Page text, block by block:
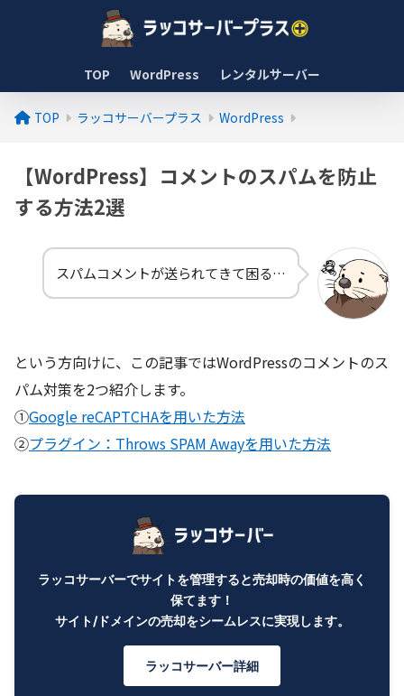
TOP WordPress レンタルサーバー
TOP ラッコサーバープラス WordPress
【WordPress】コメントのスパムを防止
する方法2選
スパムコメントが送られてきて困る…
という方向けに、この記事ではWordPressのコメントのス
パム対策を2つ紹介します。
①Google reCAPTCHAを用いた方法
②プラグイン：Throws SPAM Awayを用いた方法
ラッコサーバーでサイトを管理すると売却時の価値を高く
保てます！
サイト/ドメインの売却をシームレスに実現します。
ラッコサーバー詳細